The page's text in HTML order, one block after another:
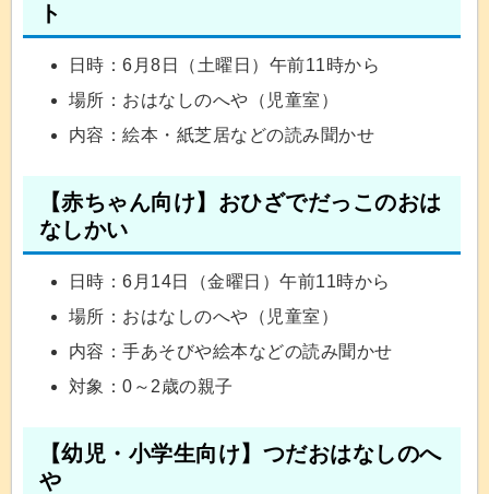
ト
日時：6月8日（土曜日）午前11時から
場所：おはなしのへや（児童室）
内容：絵本・紙芝居などの読み聞かせ
【赤ちゃん向け】おひざでだっこのおは
なしかい
日時：6月14日（金曜日）午前11時から
場所：おはなしのへや（児童室）
内容：手あそびや絵本などの読み聞かせ
対象：0～2歳の親子
【幼児・小学生向け】つだおはなしのへ
や